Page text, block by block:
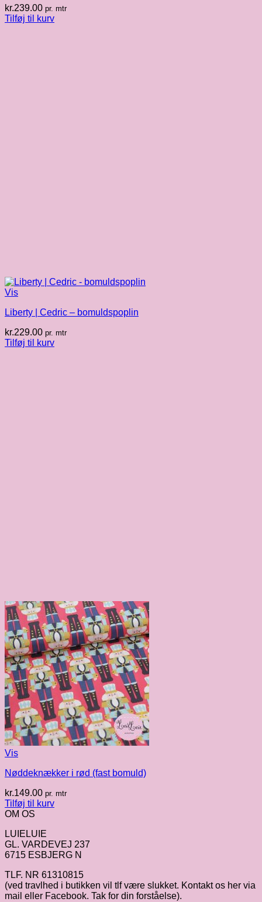
kr.239.00 pr. mtr
Tilføj til kurv
Vis
Liberty | Cedric – bomuldspoplin
kr.229.00 pr. mtr
Tilføj til kurv
Vis
Nøddeknækker i rød (fast bomuld)
kr.149.00 pr. mtr
Tilføj til kurv
OM OS
LUIELUIE
GL. VARDEVEJ 237
6715 ESBJERG N
TLF. NR 61310815
(ved travlhed i butikken vil tlf være slukket. Kontakt os her via
mail eller Facebook. Tak for din forståelse).